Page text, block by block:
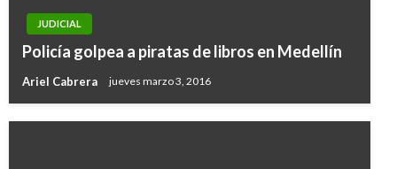
JUDICIAL
Policía golpea a piratas de libros en Medellín
Ariel Cabrera jueves marzo 3, 2016